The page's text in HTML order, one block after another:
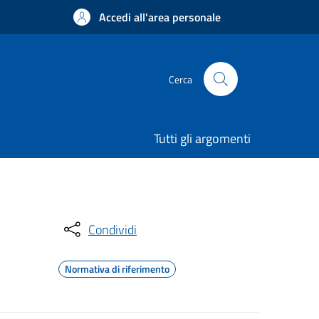
Accedi all'area personale
Cerca
Tutti gli argomenti
Condividi
Normativa di riferimento